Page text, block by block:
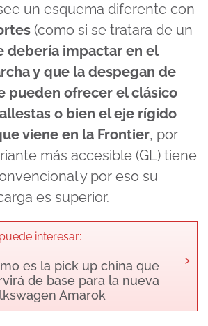
un esquema diferente con
(como si se tratara de un
debería impactar en el
y que la despegan de
pueden ofrecer el clásico
o bien el eje rígido
viene en la Frontier, por
más accesible (GL) tiene
y por eso su
es superior.
interesar:
es la pick up china que
de base para la nueva
Amarok
›